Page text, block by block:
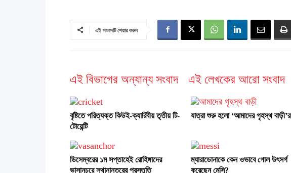
এই সংবাদটি শেয়ার করুন
এই বিভাগের অন্যান্য সংবাদ এই লেখকের আরো সংবাদ
বৃষ্টিতে পরিত্যক্ত কিউই-ক্যারিবীয় তৃতীয় টি-
টোয়েন্টি
যাত্রা শুরু হলো ‘আমাদের গৃহস্থ বাড়ী’র
ডিসেম্বরের ১ম সপ্তাহেই রোহিঙ্গাদের
ভাসানচরে স্থানান্তরের প্রস্তুতি
ম্যারাডোনাকে কেন ওভাবে গোল উৎসর্গ
করেছেন মেসি?